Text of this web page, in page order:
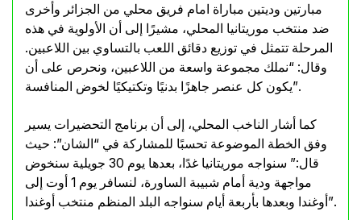
مبارتين وديتين مباراة امام فريق محلي من الجزائر وأخرى
ضد منتخب موريتانيا المحلي، مشيرًا إلى أن الأولوية في هذه
المرحلة تتمثل في توزيع دقائق اللعب بالتساوي بين اللاعبين.
وقال: “نملك مجموعة واسعة من اللاعبين، ونحرص على أن
يكون كل عنصر جاهزًا بدنيًا وتكتيكيًا لخوض المنافسة”.
كما أشار الناخب المحلي، إلى أن برنامج التحضيرات يسير
وفق الخطة الموضوعة تحسبًا للمشاركة في “الشان”: حيث
قال:” سنواجه موريتانيا غدًا، بعدها يوم 30 جويلية سنخوض
مواجهة ودية أمام شبيبة الساورة، لنسافر يوم 1 أوت إلى
أوغندا وبعدها بأربعة أيام سنواجه البلد المنظم منتخب أوغندا”.